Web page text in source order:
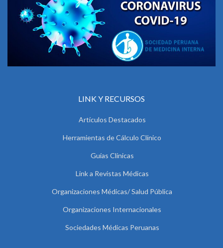
LINK Y RECURSOS
Artículos Destacados
Herramientas de Cálculo Clínico
Guías Clínicas
Link a Revistas Médicas
Organizaciones Médicas/ Salud Pública
Organizaciones Internacionales
Sociedades Médicas Peruanas